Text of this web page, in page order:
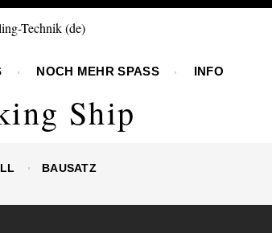
NOCH MEHR SPASS INFO
Ship
BAUSATZ